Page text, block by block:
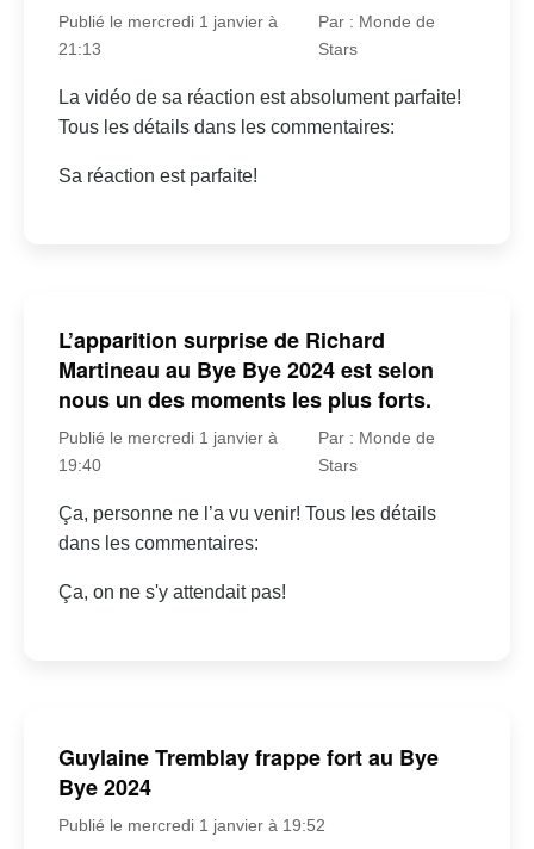
Publié le mercredi 1 janvier à
21:13
Par : Monde de
Stars
La vidéo de sa réaction est absolument parfaite!
Tous les détails dans les commentaires:
Sa réaction est parfaite!
L’apparition surprise de Richard
Martineau au Bye Bye 2024 est selon
nous un des moments les plus forts.
Publié le mercredi 1 janvier à
19:40
Par : Monde de
Stars
Ça, personne ne l’a vu venir! Tous les détails
dans les commentaires:
Ça, on ne s'y attendait pas!
Guylaine Tremblay frappe fort au Bye
Bye 2024
Publié le mercredi 1 janvier à 19:52